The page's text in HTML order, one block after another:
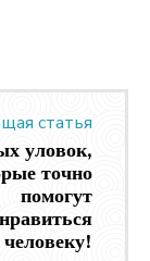
статья
уловок,
точно
помогут